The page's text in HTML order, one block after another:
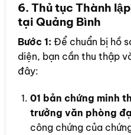
6. Thủ tục Thành
tại Quảng Bình
Bước 1: Để chuẩn bị hồ
diện, bạn cần thu thập
đây:
01 bản chứng minh
trưởng văn phòng
công chứng của